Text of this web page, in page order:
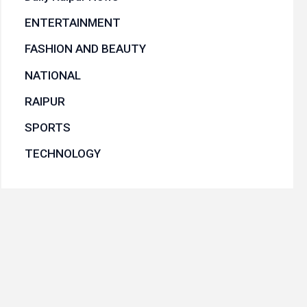
ENTERTAINMENT
FASHION AND BEAUTY
NATIONAL
RAIPUR
SPORTS
TECHNOLOGY